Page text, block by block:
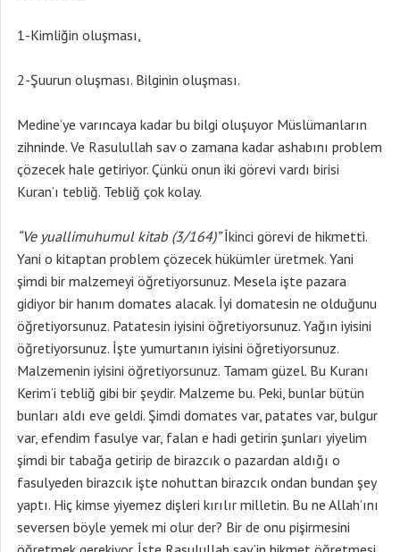
1-Kimliğin oluşması,
2-Şuurun oluşması. Bilginin oluşması.
Medine’ye varıncaya kadar bu bilgi oluşuyor Müslümanların
zihninde. Ve Rasulullah sav o zamana kadar ashabını problem
çözecek hale getiriyor. Çünkü onun iki görevi vardı birisi
Kuran’ı tebliğ. Tebliğ çok kolay.
“Ve yuallimuhumul kitab (3/164)”İkinci görevi de hikmetti.
Yani o kitaptan problem çözecek hükümler üretmek. Yani
şimdi bir malzemeyi öğretiyorsunuz. Mesela işte pazara
gidiyor bir hanım domates alacak. İyi domatesin ne olduğunu
öğretiyorsunuz. Patatesin iyisini öğretiyorsunuz. Yağın iyisini
öğretiyorsunuz. İşte yumurtanın iyisini öğretiyorsunuz.
Malzemenin iyisini öğretiyorsunuz. Tamam güzel. Bu Kuranı
Kerim’i tebliğ gibi bir şeydir. Malzeme bu. Peki, bunlar bütün
bunları aldı eve geldi. Şimdi domates var, patates var, bulgur
var, efendim fasulye var, falan e hadi getirin şunları yiyelim
şimdi bir tabağa getirip de birazcık o pazardan aldığı o
fasulyeden birazcık işte nohuttan birazcık ondan bundan şey
yaptı. Hiç kimse yiyemez dişleri kırılır milletin. Bu ne Allah’ını
seversen böyle yemek mi olur der? Bir de onu pişirmesini